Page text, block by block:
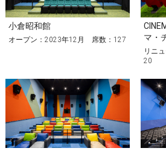
小倉昭和館
オープン：2023年12月 席数：127
マ・
リニ
20